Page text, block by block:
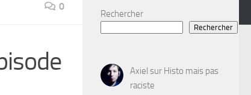
0
Rechercher
Rechercher
Axiel sur Histo mais pas
raciste